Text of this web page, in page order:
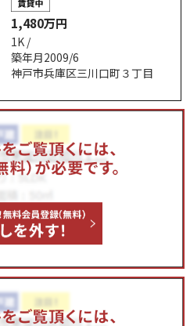
1,480万円
1K /
築年月2009/6
神戸市兵庫区三川口町３丁目